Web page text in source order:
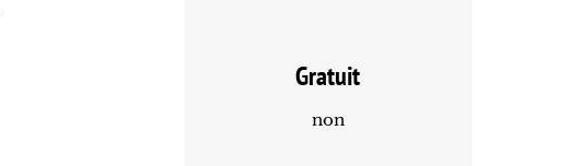
Gratuit
non